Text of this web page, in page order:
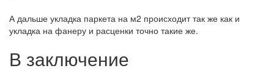
А дальше укладка паркета на м2 происходит так же как и
укладка на фанеру и расценки точно такие же.
В заключение